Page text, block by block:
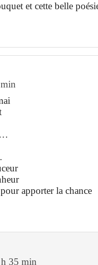
et cette belle
apporter la chance
35 min